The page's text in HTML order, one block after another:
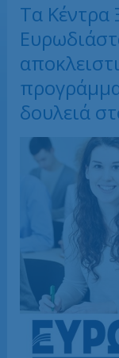
Τα
δουλειά